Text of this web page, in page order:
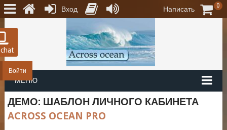
Войти
МЕНЮ
ДЕМО: ШАБЛОН ЛИЧНОГО КАБИНЕТА
ACROSS OCEAN PRO
Вход Написать 0